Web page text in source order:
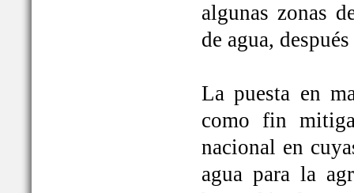
algunas zonas
de agua,
La puesta en
como fin
nacional en
agua para la